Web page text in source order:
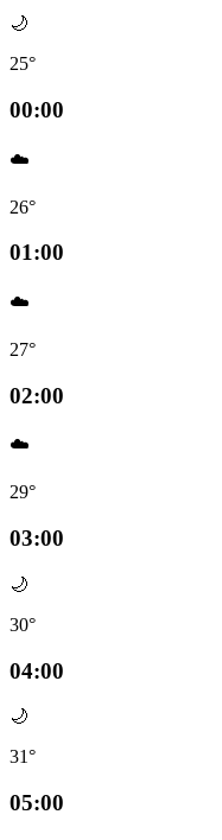
🌙
25°
00:00
☁️
26°
01:00
☁️
27°
02:00
☁️
29°
03:00
🌙
30°
04:00
🌙
31°
05:00